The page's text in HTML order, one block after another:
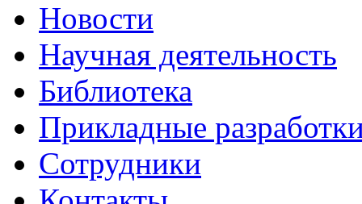
Новости
Научная деятельность
Библиотека
Прикладные
Сотрудники